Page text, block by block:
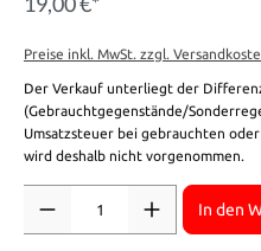
Preise inkl. MwSt. zzgl.
Der Verkauf unterliegt der
(Gebrauchtgegenstände/
Umsatzsteuer bei gebrauchten
wird deshalb nicht vorgenommen.
In den